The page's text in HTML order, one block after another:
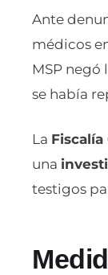
Ante
médicos
MSP
se había
La Fiscalía
una
testigos